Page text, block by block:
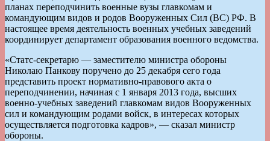
планах переподчинить военные вузы главкомам и
командующим видов и родов Вооруженных Сил (ВС) РФ. В
настоящее время деятельность военных учебных заведений
координирует департамент образования военного ведомства.
«Статс-секретарю — заместителю министра обороны
Николаю Панкову поручено до 25 декабря сего года
представить проект нормативно-правового акта о
переподчинении, начиная с 1 января 2013 года, высших
военно-учебных заведений главкомам видов Вооруженных
сил и командующим родами войск, в интересах которых
осуществляется подготовка кадров», — сказал министр
обороны.